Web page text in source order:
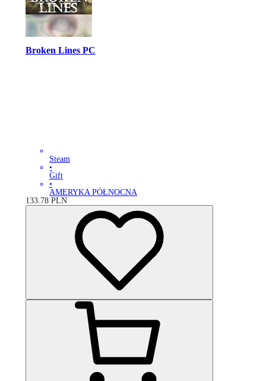
Broken Lines PC
Steam
•
Gift
•
AMERYKA PÓŁNOCNA
133.78 PLN